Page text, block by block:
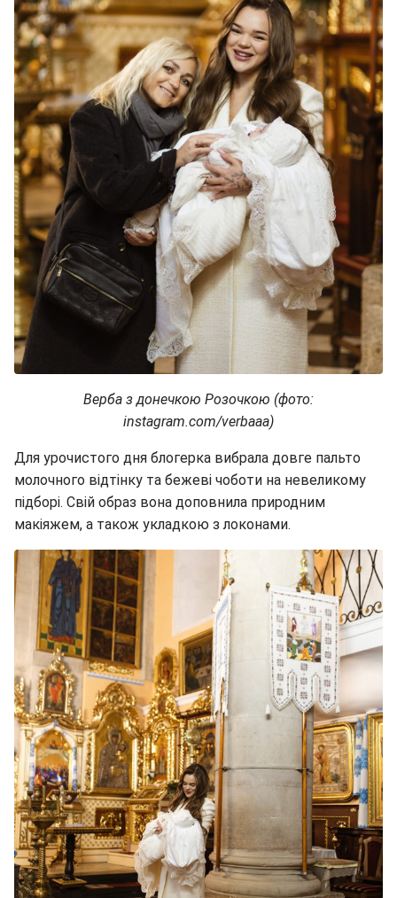
Верба з донечкою Розочкою (фото:
instagram.com/verbaaa)
Для урочистого дня блогерка вибрала довге пальто
молочного відтінку та бежеві чоботи на невеликому
підборі. Свій образ вона доповнила природним
макіяжем, а також укладкою з локонами.